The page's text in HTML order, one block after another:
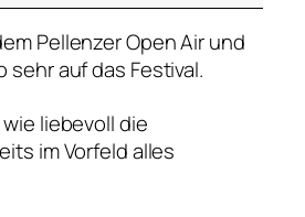
Pellenzer Open Air und
sehr auf das Festival.
liebevoll die
im Vorfeld alles